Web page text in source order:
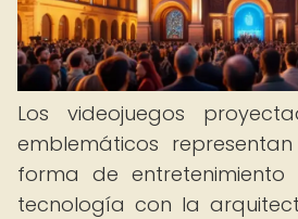
Los videojuegos
emblemáticos
forma de
tecnología con la